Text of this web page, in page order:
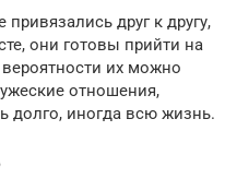
друг к другу,
они готовы прийти на
их можно
отношения,
долго, иногда всю жизнь.